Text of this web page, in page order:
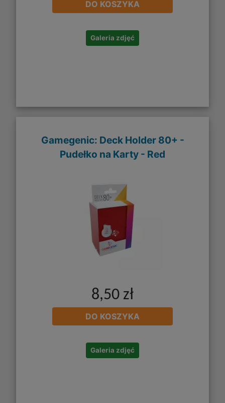
DO KOSZYKA
Galeria zdjęć
Gamegenic: Deck Holder 80+ -
Pudełko na Karty - Red
8,50 zł
DO KOSZYKA
Galeria zdjęć